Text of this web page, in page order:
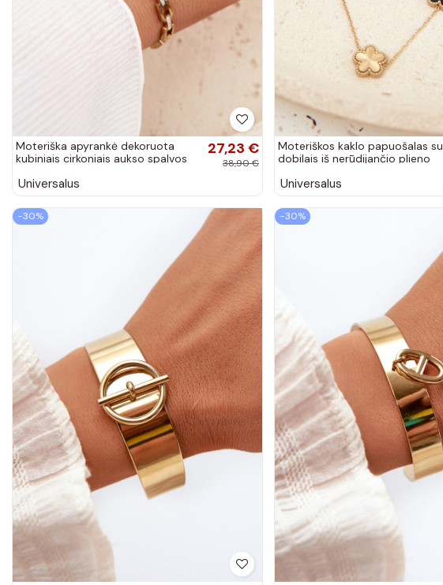
Moteriška apyrankė dekoruota
kubiniais cirkoniais aukso spalvos
27,23 €
38,90 €
Universalus
Moteriškos kaklo papuošalas su
dobilais iš nerūdijančio plieno
Universalus
−30% −30%